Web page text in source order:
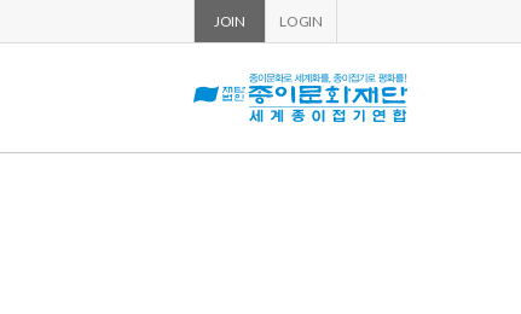
JOIN LOGIN